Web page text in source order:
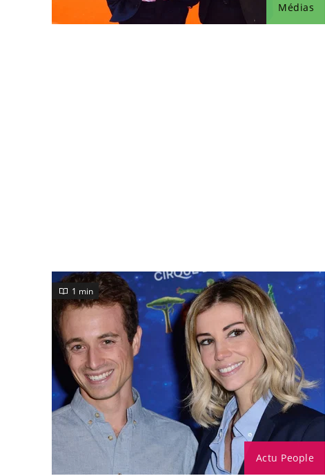
Médias
Actu People
1 min